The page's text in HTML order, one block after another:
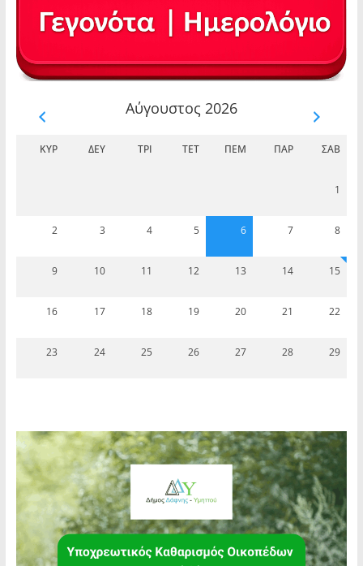
Αύγουστος 2026
ΚΥΡ ΔΕΥ ΤΡΊ ΤΕΤ ΠΈΜ ΠΑΡ ΣΆΒ
1
2 3 4 5 6 7 8
9 10 11 12 13 14 15
16 17 18 19 20 21 22
23 24 25 26 27 28 29